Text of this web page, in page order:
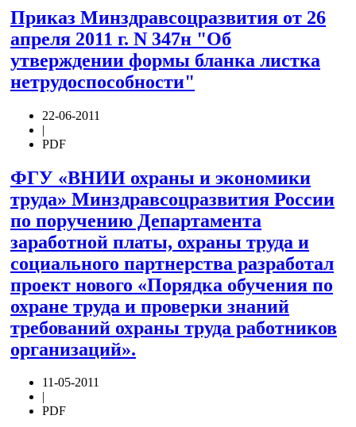
Приказ Минздравсоцразвития от 26
апреля 2011 г. N 347н "Об
утверждении формы бланка листка
нетрудоспособности"
22-06-2011
|
PDF
ФГУ «ВНИИ охраны и экономики
труда» Минздравсоцразвития России
по поручению Департамента
заработной платы, охраны труда и
социального партнерства разработал
проект нового «Порядка обучения по
охране труда и проверки знаний
требований охраны труда работников
организаций».
11-05-2011
PDF